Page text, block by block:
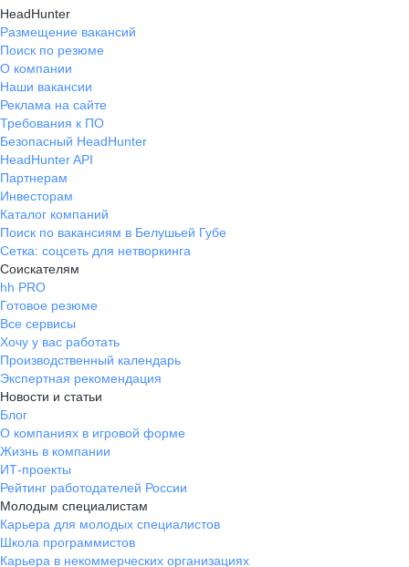
HeadHunter
Размещение вакансий
Поиск по резюме
О компании
Наши вакансии
Реклама на сайте
Требования к ПО
Безопасный HeadHunter
HeadHunter API
Партнерам
Инвесторам
Каталог компаний
Поиск по вакансиям в Белушьей Губе
Сетка: соцсеть для нетворкинга
Соискателям
hh PRO
Готовое резюме
Все сервисы
Хочу у вас работать
Производственный календарь
Экспертная рекомендация
Новости и статьи
Блог
О компаниях в игровой форме
Жизнь в компании
ИТ-проекты
Рейтинг работодателей России
Молодым специалистам
Карьера для молодых специалистов
Школа программистов
Карьера в некоммерческих организациях